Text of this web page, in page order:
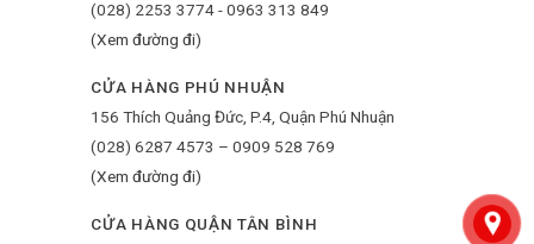
(028) 2253 3774 - 0963 313 849
(Xem đường đi)
CỬA HÀNG PHÚ NHUẬN
156 Thích Quảng Đức, P.4, Quận Phú Nhuận
(028) 6287 4573 – 0909 528 769
(Xem đường đi)
CỬA HÀNG QUẬN TÂN BÌNH